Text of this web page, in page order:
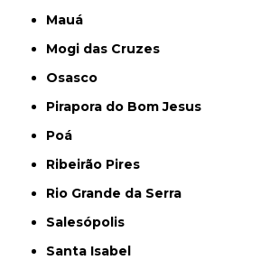
Mauá
Mogi das Cruzes
Osasco
Pirapora do Bom Jesus
Poá
Ribeirão Pires
Rio Grande da Serra
Salesópolis
Santa Isabel